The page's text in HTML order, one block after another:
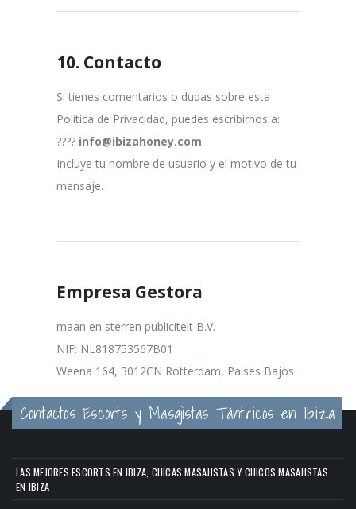
10. Contacto
Si tienes comentarios o dudas sobre esta
Política de Privacidad, puedes escribirnos a:
???? info@ibizahoney.com
Incluye tu nombre de usuario y el motivo de tu
mensaje.
Empresa Gestora
maan en sterren publiciteit B.V.
NIF: NL818753567B01
Weena 164, 3012CN Rotterdam, Países Bajos
Contactos Escorts y Masajistas Tántricos en Ibiza
LAS MEJORES ESCORTS EN IBIZA, CHICAS MASAJISTAS Y CHICOS MASAJISTAS
EN IBIZA